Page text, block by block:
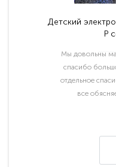
Детский
P
Мы довольны
спасибо
отдельное
все